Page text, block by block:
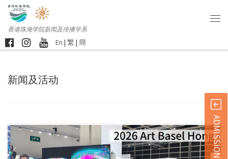
香港珠海学院新闻及传播学系
En | 繁 | 簡
新闻及活动
ADMISSION